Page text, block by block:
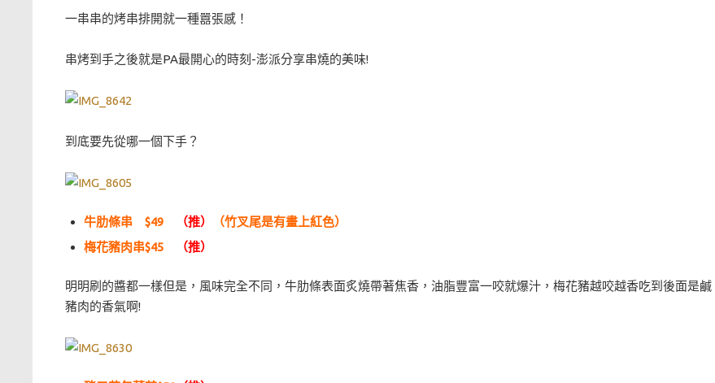
一串串的烤串排開就一種囂張感！
串烤到手之後就是PA最開心的時刻-澎派分享串燒的美味!
到底要先從哪一個下手？
牛肋條串 $49 （推）
（竹叉尾是有畫上紅色）
梅花豬肉串$45
（推）
明明刷的醬都一樣但是，風味完全不同，牛肋條表面炙燒帶著焦香，油脂豐富一咬就爆汁，梅花豬越咬越香吃到後面是鹹
豬肉的香氣啊!